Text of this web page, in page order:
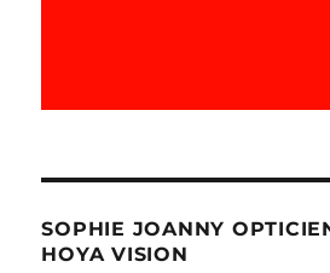
SOPHIE JOANNY
HOYA VISION